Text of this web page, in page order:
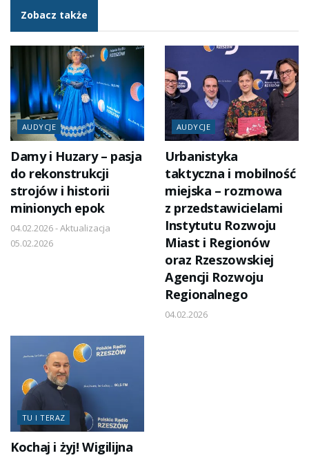
Zobacz także
AUDYCJE
Damy i Huzary – pasja
do rekonstrukcji
strojów i historii
minionych epok
04.02.2026 - Aktualizacja
05.02.2026
AUDYCJE
Urbanistyka
taktyczna i mobilność
miejska – rozmowa
z przedstawicielami
Instytutu Rozwoju
Miast i Regionów
oraz Rzeszowskiej
Agencji Rozwoju
Regionalnego
04.02.2026
TU I TERAZ
Kochaj i żyj! Wigilijna